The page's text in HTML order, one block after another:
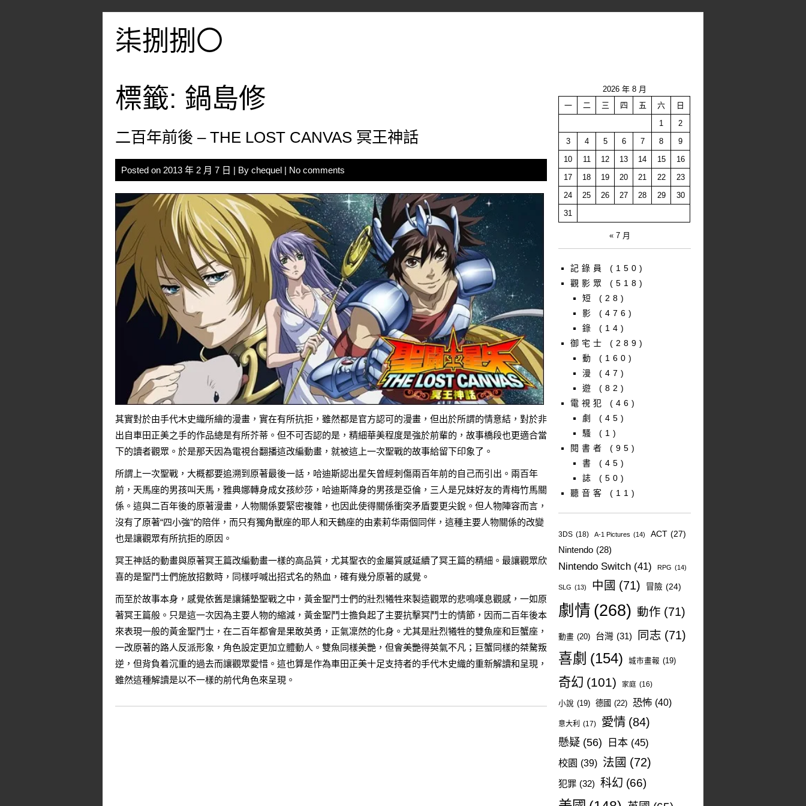
柒捌捌〇
標籤: 鍋島修
二百年前後 – THE LOST CANVAS 冥王神話
Posted on 2013 年 2 月 7 日 | By chequel | No comments
其實對於由手代木史織所繪的漫畫，實在有所抗拒，雖然都是官方認可的漫畫，但出於所謂的情意結，對於非
出自車田正美之手的作品總是有所芥蒂。但不可否認的是，精細華美程度是強於前輩的，故事橋段也更適合當
下的讀者觀眾。於是那天因為電視台翻播這改編動畫，就被這上一次聖戰的故事給留下印象了。
所謂上一次聖戰，大概都要追溯到原著最後一話，哈迪斯認出星矢曾經刺傷兩百年前的自己而引出。兩百年
前，天馬座的男孩叫天馬，雅典娜轉身成女孩紗莎，哈迪斯降身的男孩是亞倫，三人是兄妹好友的青梅竹馬關
係。這與二百年後的原著漫畫，人物關係要緊密複雜，也因此使得關係衝突矛盾要更尖銳。但人物陣容而言，
沒有了原著“四小強”的陪伴，而只有獨角獸座的耶人和天鶴座的由素莉华兩個同伴，這種主要人物關係的改變
也是讓觀眾有所抗拒的原因。
冥王神話的動畫與原著冥王篇改編動畫一樣的高品質，尤其聖衣的金屬質感延續了冥王篇的精細。最讓觀眾欣
喜的是聖鬥士們施放招數時，同樣呼喊出招式名的熱血，確有幾分原著的感覺。
而至於故事本身，感覺依舊是讓鋪墊聖戰之中，黃金聖鬥士們的壯烈犧牲來製造觀眾的悲鳴嘆息觀感，一如原
著冥王篇般。只是這一次因為主要人物的縮減，黃金聖鬥士擔負起了主要抗擊冥鬥士的情節，因而二百年後本
來表現一般的黃金聖鬥士，在二百年都會是果敢英勇，正氣凜然的化身。尤其是壯烈犧牲的雙魚座和巨蟹座，
一改原著的路人反派形象，角色設定更加立體動人。雙魚同樣美艷，但會美艷得英氣不凡；巨蟹同樣的桀驁叛
逆，但背負着沉重的過去而讓觀眾愛惜。這也算是作為車田正美十足支持者的手代木史織的重新解讀和呈現，
雖然這種解讀是以不一樣的前代角色來呈現。
2026 年 8 月
一
二 三 四 五 六
日
1
2
3
4 5 6 7 8
9
10
11 12 13 14 15
16
17
18 19 20 21 22
23
24
25 26 27 28 29
30
31
« 7 月
記錄員
(150)
觀影眾
(518)
短
(28)
影
(476)
錄
(14)
御宅士
(289)
動
(160)
漫
(47)
遊
(82)
電視犯
(46)
劇
(45)
騷
(1)
閱書者
(95)
書
(45)
誌
(50)
聽音客
(11)
3DS (18) A-1 Pictures (14) ACT (27)
Nintendo (28)
Nintendo Switch (41) RPG (14)
SLG (13) 中國 (71) 冒險 (24)
劇情 (268) 動作 (71)
動畫 (20) 台灣 (31) 同志 (71)
喜劇 (154) 城市畫報 (19)
奇幻 (101) 家庭 (16)
小說 (19) 德國 (22) 恐怖 (40)
意大利 (17) 愛情 (84)
懸疑 (56) 日本 (45)
校園 (39) 法國 (72)
犯罪 (32) 科幻 (66)